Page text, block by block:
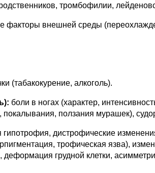
тромбофилии,
факторы внешней среды
(табакокурение, алкоголь).
боли в ногах (характер,
ползания мурашек),
дистрофические
трофическая язва),
деформация грудной клетки,